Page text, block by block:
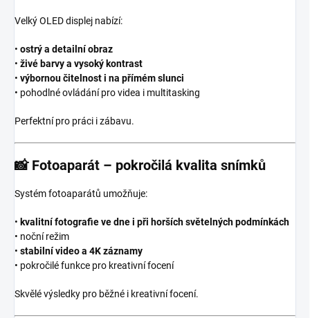
Velký OLED displej nabízí:
• ostrý a detailní obraz
• živé barvy a vysoký kontrast
• výbornou čitelnost i na přímém slunci
• pohodlné ovládání pro videa i multitasking
Perfektní pro práci i zábavu.
📸 Fotoaparát – pokročilá kvalita snímků
Systém fotoaparátů umožňuje:
• kvalitní fotografie ve dne i při horších světelných podmínkách
• noční režim
• stabilní video a 4K záznamy
• pokročilé funkce pro kreativní focení
Skvělé výsledky pro běžné i kreativní focení.